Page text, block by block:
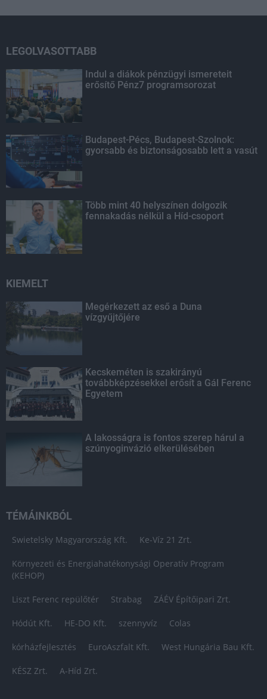
LEGOLVASOTTABB
Indul a diákok pénzügyi ismereteit
erősítő Pénz7 programsorozat
Budapest-Pécs, Budapest-Szolnok:
gyorsabb és biztonságosabb lett a vasút
Több mint 40 helyszínen dolgozik
fennakadás nélkül a Híd-csoport
KIEMELT
Megérkezett az eső a Duna
vízgyűjtőjére
Kecskeméten is szakirányú
továbbképzésekkel erősít a Gál Ferenc
Egyetem
A lakosságra is fontos szerep hárul a
szúnyoginvázió elkerülésében
TÉMÁINKBÓL
Swietelsky Magyarország Kft. Ke-Víz 21 Zrt.
Környezeti és Energiahatékonysági Operatív Program
(KEHOP)
Liszt Ferenc repülőtér Strabag ZÁÉV Építőipari Zrt.
Hódút Kft. HE-DO Kft. szennyvíz Colas
kórházfejlesztés EuroAszfalt Kft. West Hungária Bau Kft.
KÉSZ Zrt. A-Híd Zrt.